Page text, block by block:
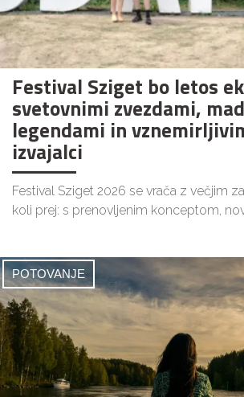
Festival Sziget bo letos
svetovnimi zvezdami,
legendami in
izvajalci
Festival Sziget 2026 se vrača z večjim
koli prej: s prenovljenim konceptom,
POTOVANJE